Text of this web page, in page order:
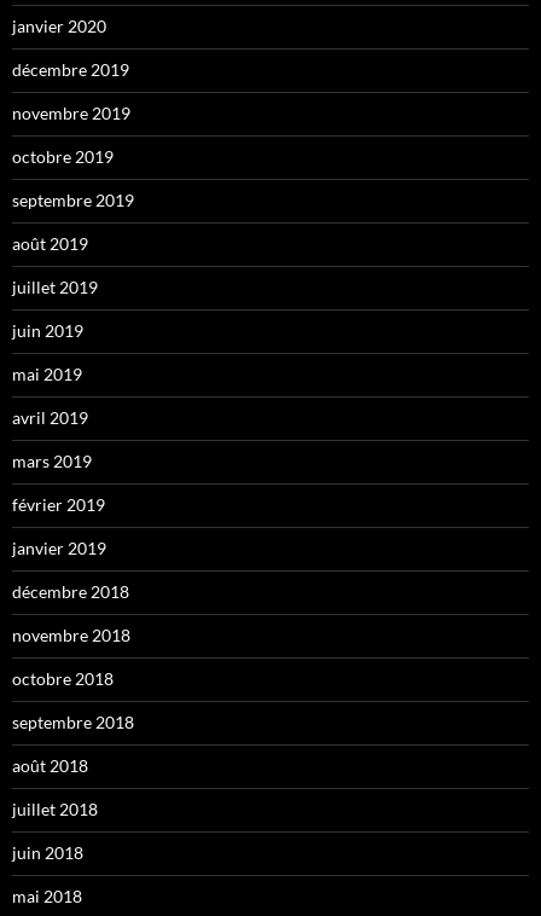
janvier 2020
décembre 2019
novembre 2019
octobre 2019
septembre 2019
août 2019
juillet 2019
juin 2019
mai 2019
avril 2019
mars 2019
février 2019
janvier 2019
décembre 2018
novembre 2018
octobre 2018
septembre 2018
août 2018
juillet 2018
juin 2018
mai 2018